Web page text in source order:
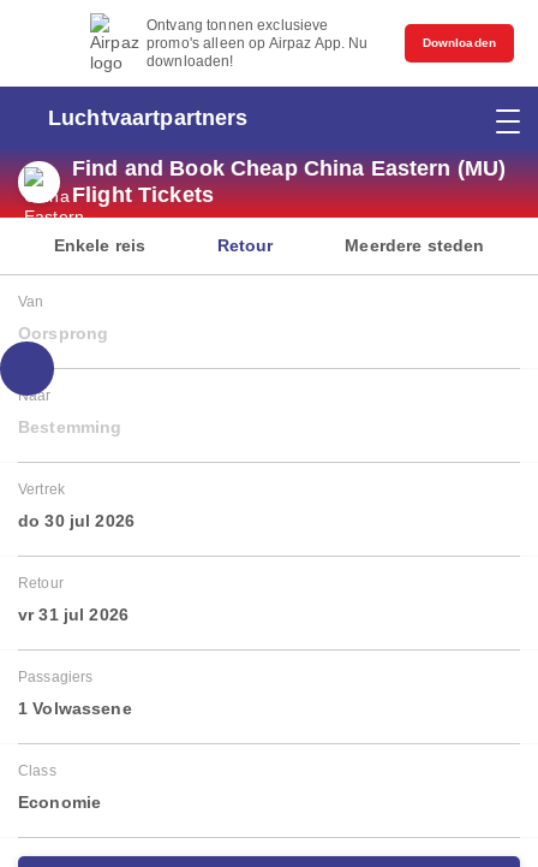
Ontvang tonnen exclusieve
promo's alleen op Airpaz App. Nu
downloaden!
Downloaden
Luchtvaartpartners
Find and Book Cheap China Eastern (MU)
Flight Tickets
Enkele reis Retour Meerdere steden
Van
Oorsprong
Naar
Bestemming
Vertrek
do 30 jul 2026
Retour
vr 31 jul 2026
Passagiers
1 Volwassene
Class
Economie